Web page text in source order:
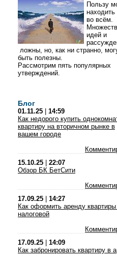
Пользу
находить
во всём.
идей и
ложны, но, как ни странно,
быть полезны.
Рассмотрим пять популярных
утверждений.
Блог
01.11.25
14:59
Как недорого купить
квартиру на вторичном рынке в
вашем городе
15.10.25
22:07
Обзор БК БетСити
17.09.25
14:27
Как оформить аренду
налоговой
17.09.25
14:09
Как забронировать квартиру в